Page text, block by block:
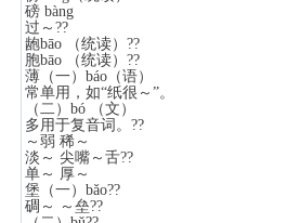
磅 bàng
过～??
龅bāo （统读）??
胞bāo （统读）??
薄（一）báo（语）
常单用，如“纸很～”。
（二）bó （文）
多用于复音词。??
～弱 稀～
淡～ 尖嘴～舌??
单～ 厚～
堡（一）bǎo??
碉～ ～垒??